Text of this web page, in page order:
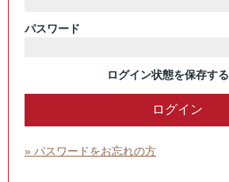
パスワード
ログイン状態を保存する
» パスワードをお忘れの方